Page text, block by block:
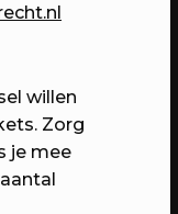
PROGRAMMA
met de
willen
Zorg
je mee